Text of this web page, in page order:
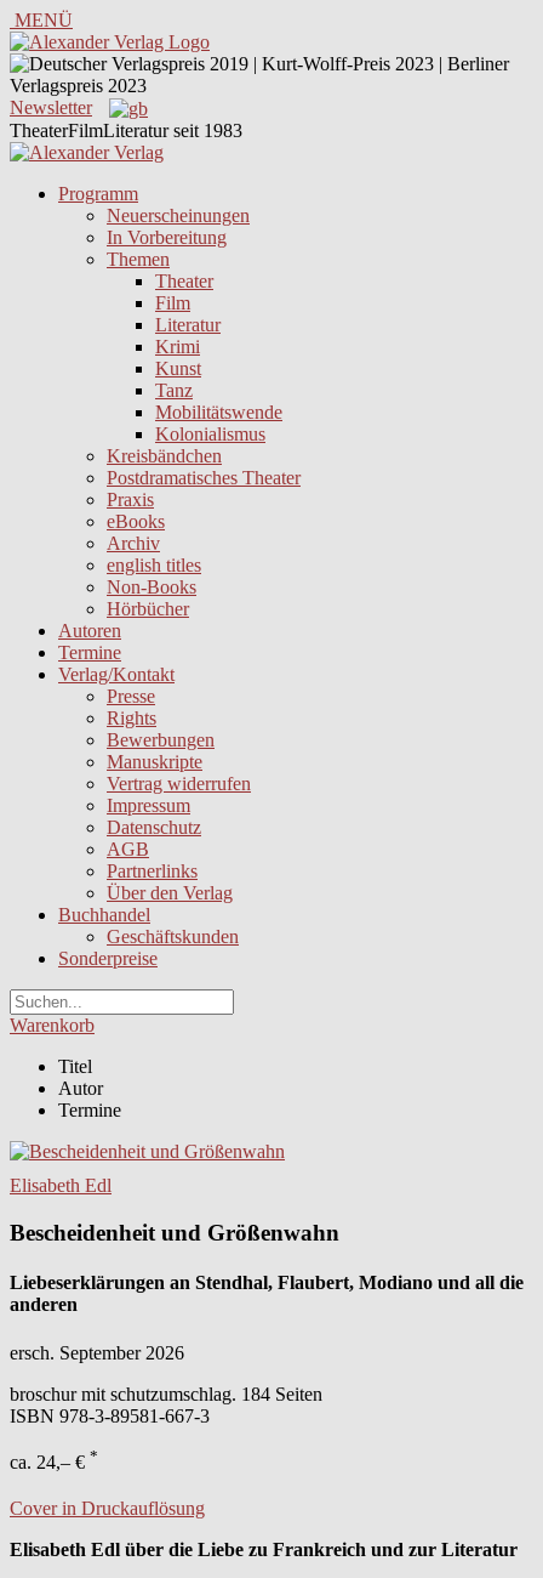
MENÜ
Newsletter
TheaterFilmLiteratur seit 1983
Programm
Neuerscheinungen
In Vorbereitung
Themen
Theater
Film
Literatur
Krimi
Kunst
Tanz
Mobilitätswende
Kolonialismus
Kreisbändchen
Postdramatisches Theater
Praxis
eBooks
Archiv
english titles
Non-Books
Hörbücher
Autoren
Termine
Verlag/Kontakt
Presse
Rights
Bewerbungen
Manuskripte
Vertrag widerrufen
Impressum
Datenschutz
AGB
Partnerlinks
Über den Verlag
Buchhandel
Geschäftskunden
Sonderpreise
Warenkorb
Titel
Autor
Termine
Elisabeth Edl
Bescheidenheit und Größenwahn
Liebeserklärungen an Stendhal, Flaubert, Modiano und all die
anderen
ersch. September 2026
broschur mit schutzumschlag. 184 Seiten
ISBN 978-3-89581-667-3
ca. 24,– € *
Cover in Druckauflösung
Elisabeth Edl über die Liebe zu Frankreich und zur Literatur